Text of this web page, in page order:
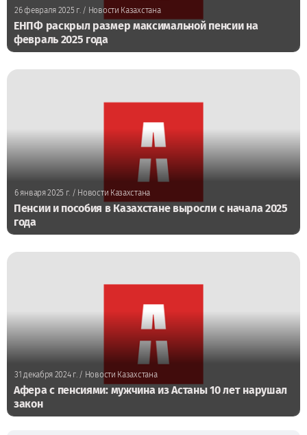
26 февраля 2025 г./ Новости Казахстана
ЕНПФ раскрыл размер максимальной пенсии на
февраль 2025 года
6 января 2025 г. / Новости Казахстана
Пенсии и пособия в Казахстане выросли с начала 2025
года
31 декабря 2024 г./ Новости Казахстана
Афера с пенсиями: мужчина из Астаны 10 лет нарушал
закон